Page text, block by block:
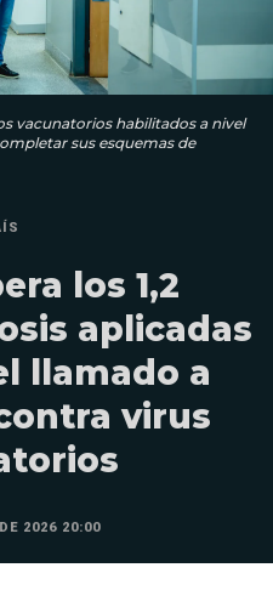
vacunatorios habilitados a nivel
sus esquemas de
los 1,2
aplicadas
llamado a
virus
2026 20:00